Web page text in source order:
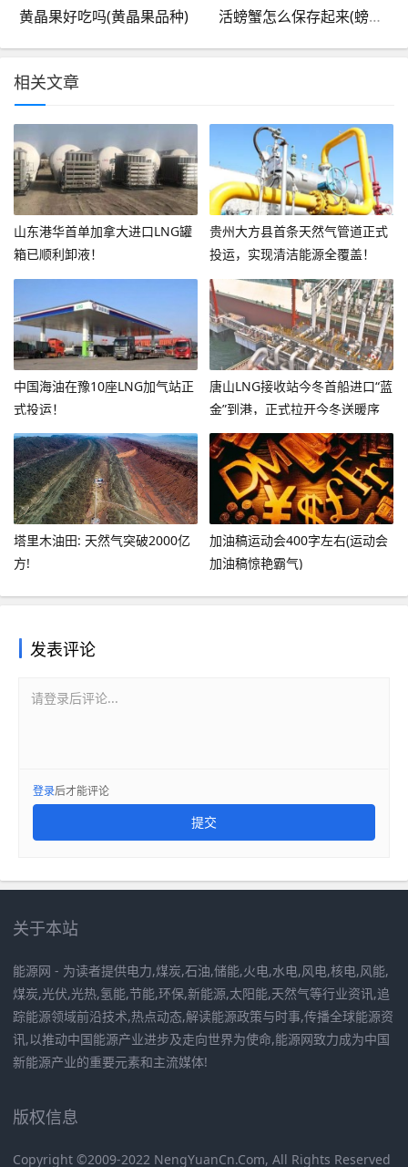
黄晶果好吃吗(黄晶果品种) 活螃蟹怎么保存起来(螃蟹如何长期保存)
相关文章
山东港华首单加拿大进口LNG罐
箱已顺利卸液！
贵州大方县首条天然气管道正式
投运，实现清洁能源全覆盖！
中国海油在豫10座LNG加气站正
式投运！
唐山LNG接收站今冬首船进口“蓝
金”到港，正式拉开今冬送暖序
幕！
塔里木油田: 天然气突破2000亿
方!
加油稿运动会400字左右(运动会
加油稿惊艳霸气)
发表评论
请登录后评论...
登录后才能评论
提交
关于本站
能源网 - 为读者提供电力,煤炭,石油,储能,火电,水电,风电,核电,风能,
煤炭,光伏,光热,氢能,节能,环保,新能源,太阳能,天然气等行业资讯,追
踪能源领域前沿技术,热点动态,解读能源政策与时事,传播全球能源资
讯,以推动中国能源产业进步及走向世界为使命,能源网致力成为中国
新能源产业的重要元素和主流媒体!
版权信息
Copyright ©2009-2022 NengYuanCn.Com, All Rights Reserved